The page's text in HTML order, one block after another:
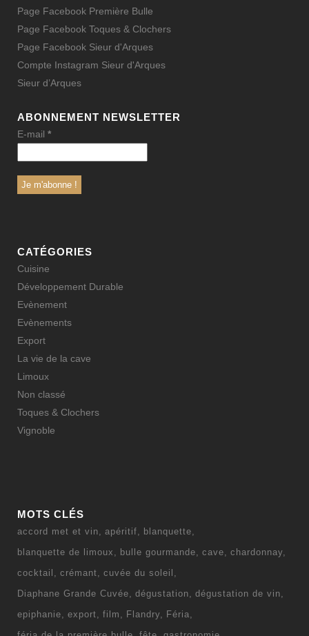
Page Facebook Première Bulle
Page Facebook Toques & Clochers
Page Facebook Sieur d'Arques
Compte Instagram Sieur d'Arques
Sieur d’Arques
ABONNEMENT NEWSLETTER
E-mail *
CATÉGORIES
Cuisine
Développement Durable
Evènement
Evènements
Export
La vie de la cave
Limoux
Non classé
Toques & Clochers
Vignoble
MOTS CLÉS
accord met et vin apéritif
blanquette
blanquette de limoux
bulle gourmande cave
chardonnay
cocktail
crémant
cuvée du soleil
Diaphane Grande Cuvée
dégustation
dégustation de vin
epiphanie
export film Flandry
Féria